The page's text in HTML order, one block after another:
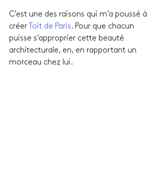
C’est une des raisons qui m’a poussé à
créer
Toit de Paris. Pour que chacun
puisse s’approprier cette beauté
architecturale, en, en rapportant un
morceau chez lui.